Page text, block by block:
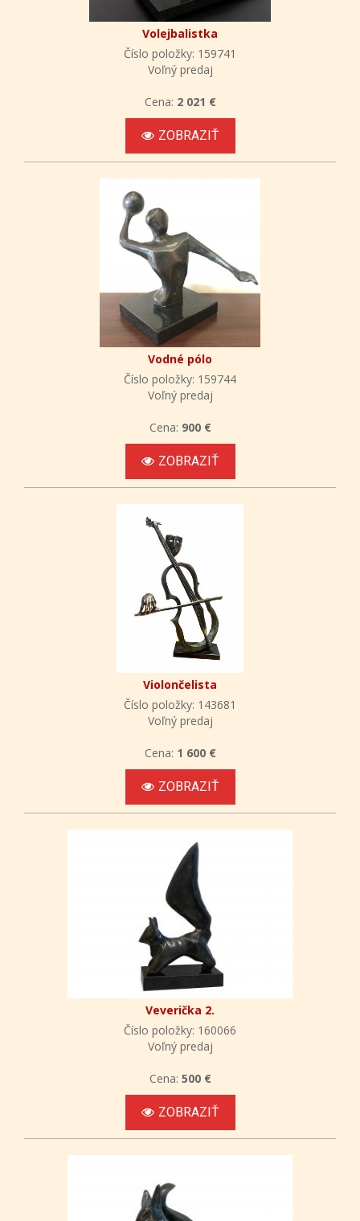
Volejbalistka
Číslo položky: 159741
Voľný predaj
Cena: 2 021 €
ZOBRAZIŤ
Vodné pólo
Číslo položky: 159744
Voľný predaj
Cena: 900 €
ZOBRAZIŤ
Violončelista
Číslo položky: 143681
Voľný predaj
Cena: 1 600 €
ZOBRAZIŤ
Veverička 2.
Číslo položky: 160066
Voľný predaj
Cena: 500 €
ZOBRAZIŤ